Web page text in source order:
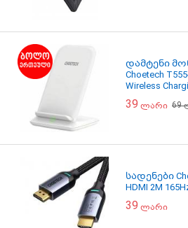
დამტენი
Choetech
Wireless
39 ლარი 69
სადენები
HDMI 2M
39 ლარი